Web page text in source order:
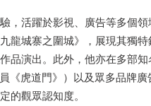
，活躍於影視、廣告等多個
龍城寨之圍城》，展現其獨
品演出。此外，他亦在多部
《虎道門》）以及眾多品牌
的觀眾認知度。